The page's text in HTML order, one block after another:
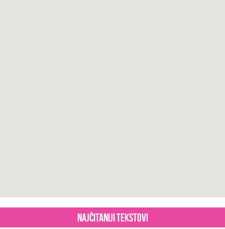
Najčitaniji tekstovi